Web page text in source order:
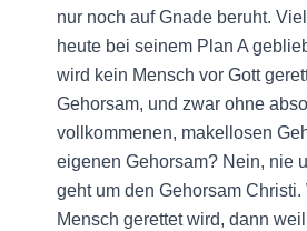
nur noch auf Gnade beruht.
heute bei seinem Plan A
wird kein Mensch vor Gott
Gehorsam, und zwar ohne
vollkommenen, makellosen
eigenen Gehorsam? Nein, nie
geht um den Gehorsam Christi.
Mensch gerettet wird, dann